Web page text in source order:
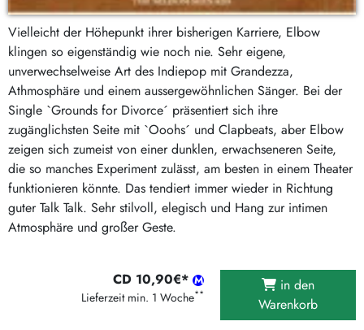
Vielleicht der Höhepunkt ihrer bisherigen Karriere, Elbow
klingen so eigenständig wie noch nie. Sehr eigene,
unverwechselweise Art des Indiepop mit Grandezza,
Athmosphäre und einem aussergewöhnlichen Sänger. Bei der
Single `Grounds for Divorce´ präsentiert sich ihre
zugänglichsten Seite mit `Ooohs´ und Clapbeats, aber Elbow
zeigen sich zumeist von einer dunklen, erwachseneren Seite,
die so manches Experiment zulässt, am besten in einem Theater
funktionieren könnte. Das tendiert immer wieder in Richtung
guter Talk Talk. Sehr stilvoll, elegisch und Hang zur intimen
Atmosphäre und großer Geste.
CD 10,90€*
Lieferzeit min. 1 Woche**
in den
Warenkorb